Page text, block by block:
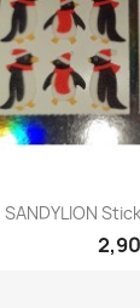
SANDYLION